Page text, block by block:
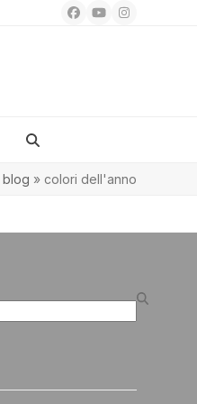
Facebook
YouTubeInstagram
blog » colori dell'anno